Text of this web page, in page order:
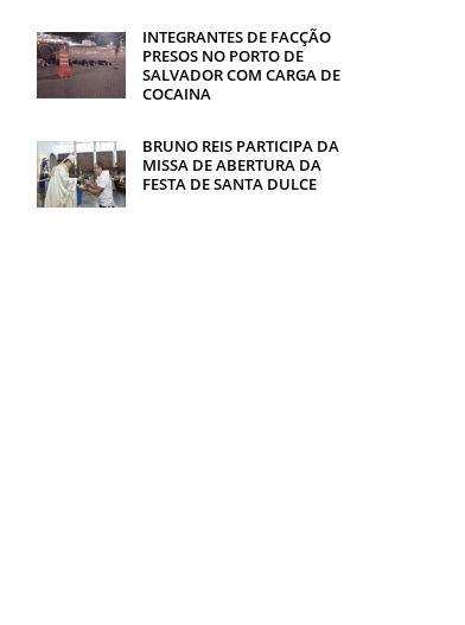
INTEGRANTES DE FACÇÃO
PRESOS NO PORTO DE
SALVADOR COM CARGA DE
COCAINA
BRUNO REIS PARTICIPA DA
MISSA DE ABERTURA DA
FESTA DE SANTA DULCE